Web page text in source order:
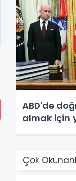
ABD'de
almak için
Çok